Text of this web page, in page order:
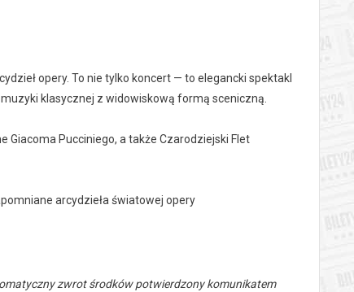
opery. To nie tylko koncert — to elegancki spektakl
klasycznej z widowiskową formą sceniczną.
Giacoma Pucciniego, a także Czarodziejski Flet
arcydzieła światowej opery
zwrot środków potwierdzony komunikatem